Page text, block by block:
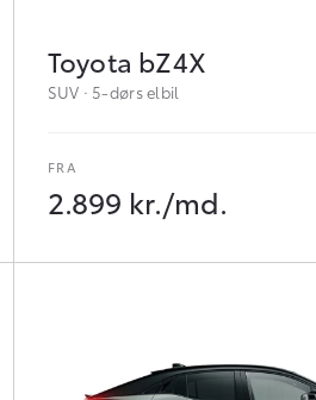
Toyota bZ4X
SUV · 5-dørs elbil
2.899 kr./md.